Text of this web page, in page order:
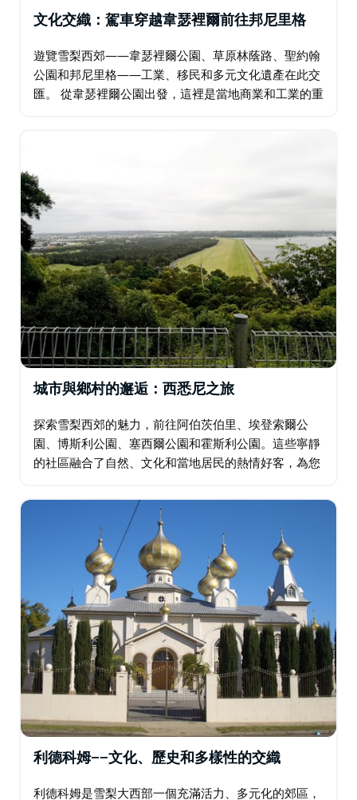
文化交織：駕車穿越韋瑟裡爾前往邦尼里格
遊覽雪梨西郊——韋瑟裡爾公園、草原林蔭路、聖約翰
公園和邦尼里格——工業、移民和多元文化遺產在此交
匯。 從韋瑟裡爾公園出發，這裡是當地商業和工業的重
城市與鄉村的邂逅：西悉尼之旅
探索雪梨西郊的魅力，前往阿伯茨伯里、埃登索爾公
園、博斯利公園、塞西爾公園和霍斯利公園。這些寧靜
的社區融合了自然、文化和當地居民的熱情好客，為您
爾姆斯利山城市農場和貫穿西悉尼公園的風景優美的步
利德科姆——文化、歷史和多樣性的交織
利德科姆是雪梨大西部一個充滿活力、多元化的郊區，